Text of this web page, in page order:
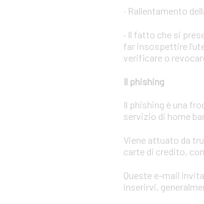
· Rallentamento
· Il fatto che si
far insospettire
verificare o
Il phishing
Il phishing è una
servizio di home
Viene attuato da
carte di credito,
Queste e-mail
inserirvi,